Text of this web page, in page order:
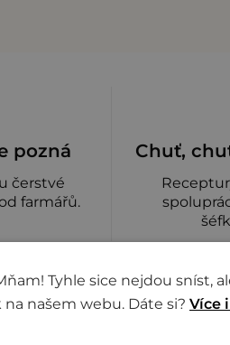
pozná
čerstvé
farmářů.
Chuť,
Tyhle sice nejdou sníst,
na našem webu. Dáte si? Více